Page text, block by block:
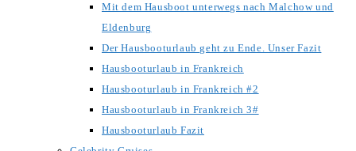
Mit dem Hausboot unterwegs nach Malchow und
Eldenburg
Der Hausbooturlaub geht zu Ende. Unser Fazit
Hausbooturlaub in Frankreich
Hausbooturlaub in Frankreich #2
Hausbooturlaub in Frankreich 3#
Hausbooturlaub Fazit